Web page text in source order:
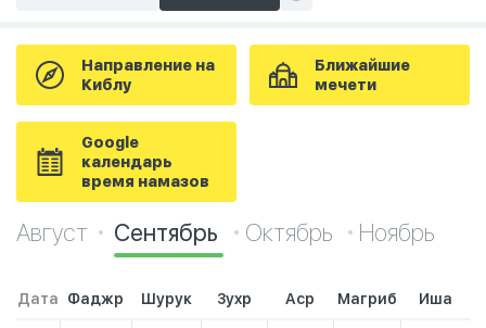
Направление на
Киблу
Ближайшие
мечети
Google
календарь
время намазов
Август Сентябрь Октябрь Ноябрь
Дата Фаджр Шурук Зухр Аср Магриб Иша